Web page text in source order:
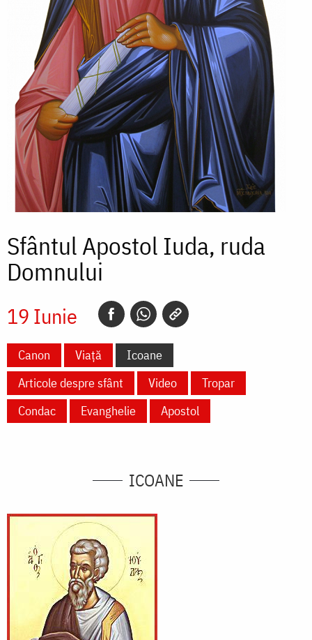
Sfântul Apostol Iuda, ruda
Domnului
19 Iunie
Canon Viață
Icoane
Articole despre sfânt
Video
Tropar
Condac
Evanghelie Apostol
ICOANE